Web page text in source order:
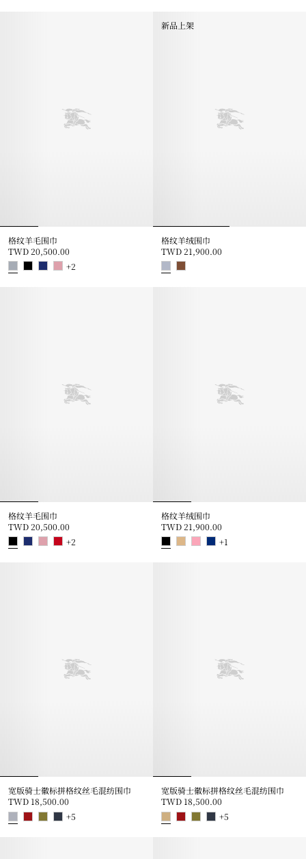
格纹羊毛围巾
TWD 20,500.00
+2
新品上架
格纹羊绒围巾
TWD 21,900.00
格纹羊毛围巾
TWD 20,500.00
+2
格纹羊绒围巾
TWD 21,900.00
+1
宽版骑士徽标拼格纹丝毛混纺围巾
TWD 18,500.00
+5
宽版骑士徽标拼格纹丝毛混纺围巾
TWD 18,500.00
+5